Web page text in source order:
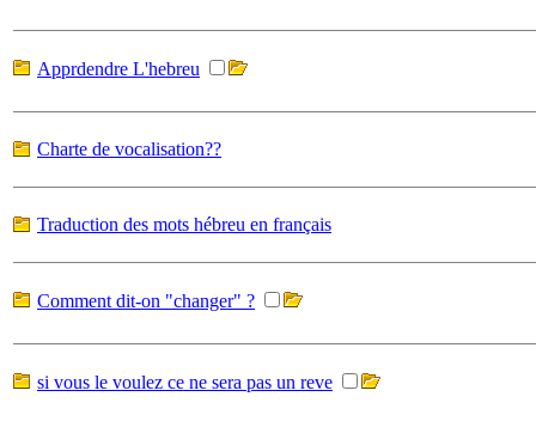
Apprdendre L'hebreu
Charte de vocalisation??
Traduction des mots hébreu en français
Comment dit-on "changer" ?
si vous le voulez ce ne sera pas un reve